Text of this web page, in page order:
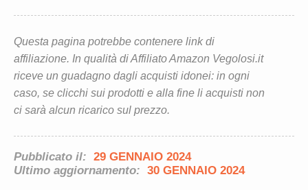
Questa pagina potrebbe contenere link di
affiliazione. In qualità di Affiliato Amazon Vegolosi.it
riceve un guadagno dagli acquisti idonei: in ogni
caso, se clicchi sui prodotti e alla fine li acquisti non
ci sarà alcun ricarico sul prezzo.
Pubblicato il: 29 GENNAIO 2024
Ultimo aggiornamento: 30 GENNAIO 2024